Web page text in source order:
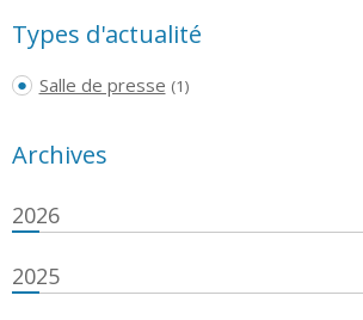
Types d'actualité
Salle de presse (1)
Archives
2026
2025